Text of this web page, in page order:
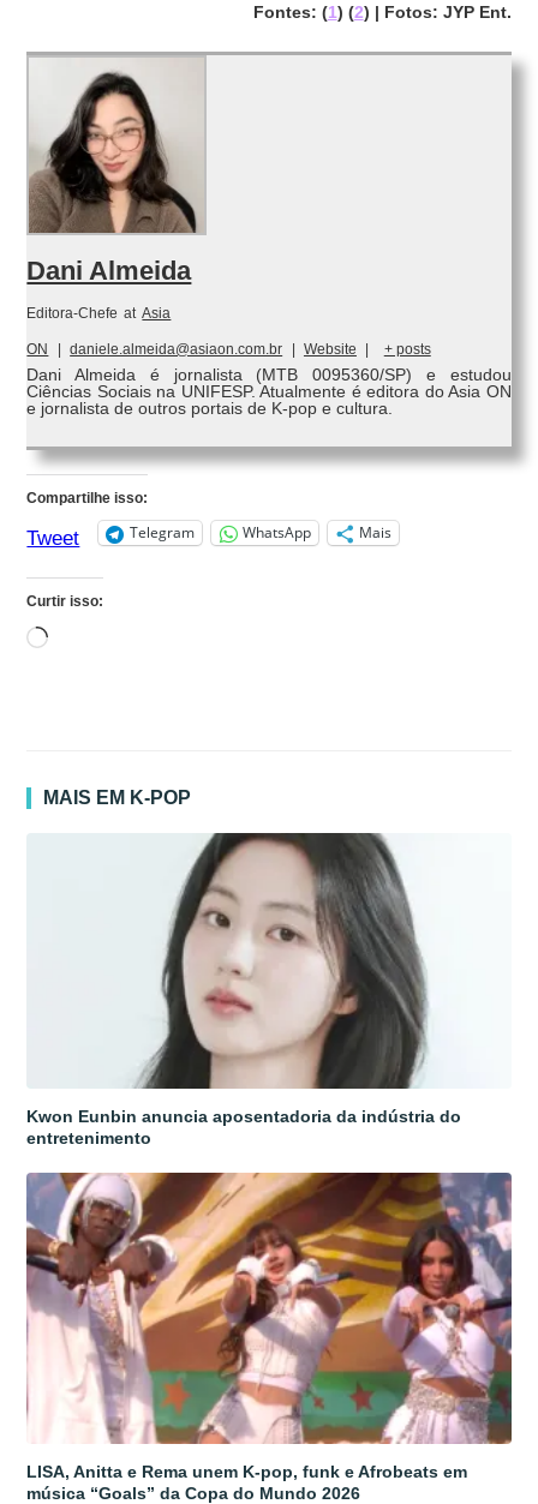
Fontes: (1) (2) | Fotos: JYP Ent.
Dani Almeida
Editora-Chefe at Asia
ON | daniele.almeida@asiaon.com.br | Website | + posts
Dani Almeida é jornalista (MTB 0095360/SP) e estudou
Ciências Sociais na UNIFESP. Atualmente é editora do Asia ON
e jornalista de outros portais de K-pop e cultura.
Compartilhe isso:
Tweet Telegram WhatsApp Mais
Curtir isso:
Carregando...
MAIS EM K-POP
Kwon Eunbin anuncia aposentadoria da indústria do
entretenimento
LISA, Anitta e Rema unem K-pop, funk e Afrobeats em
música “Goals” da Copa do Mundo 2026